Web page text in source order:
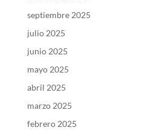
septiembre 2025
julio 2025
junio 2025
mayo 2025
abril 2025
marzo 2025
febrero 2025